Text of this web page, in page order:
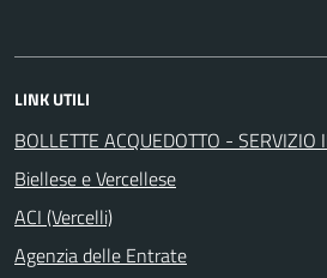
LINK UTILI
BOLLETTE ACQUEDOTTO - SERVIZIO
Biellese e Vercellese
ACI (Vercelli)
Agenzia delle Entrate